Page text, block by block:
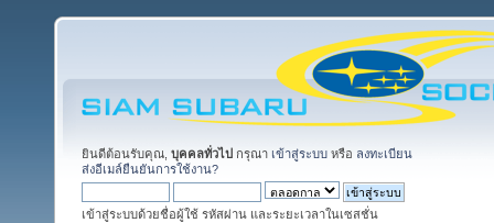
ยินดีต้อนรับคุณ, บุคคลทั่วไป กรุณา เข้าสู่ระบบ หรือ ลงทะเบียน
ส่งอีเมล์ยืนยันการใช้งาน?
เข้าสู่ระบบด้วยชื่อผู้ใช้ รหัสผ่าน และระยะเวลาในเซสชั่น